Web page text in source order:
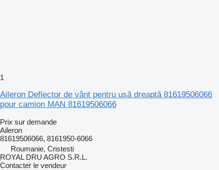
1
Aileron Deflector de vânt pentru ușă dreaptă 81619506066
pour camion MAN 81619506066
Prix sur demande
Aileron
81619506066, 8161950-6066
Roumanie, Cristesti
ROYAL DRU AGRO S.R.L.
Contacter le vendeur